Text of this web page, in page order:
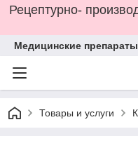
Рецептурно-
Медицинские
Товары и услуги